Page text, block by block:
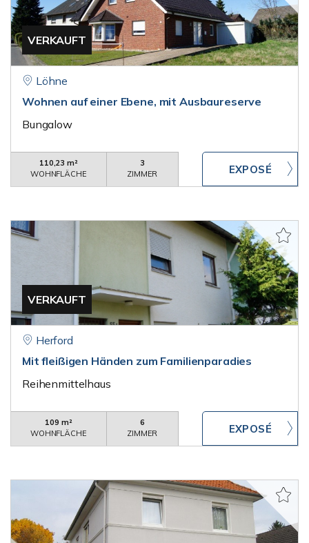
VERKAUFT
Löhne
Wohnen auf einer Ebene, mit Ausbaureserve
Bungalow
110,23 m²
WOHNFLÄCHE
3
ZIMMER
VERKAUFT
Herford
Mit fleißigen Händen zum Familienparadies
Reihenmittelhaus
109 m²
WOHNFLÄCHE
6
ZIMMER